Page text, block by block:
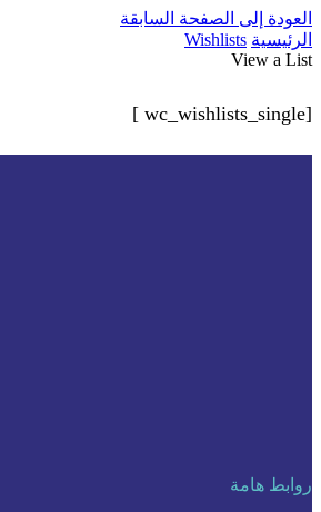
العودة إلى الصفحة السابقة
الرئيسية Wishlists
View a List
[wc_wishlists_single ]
روابط هامة